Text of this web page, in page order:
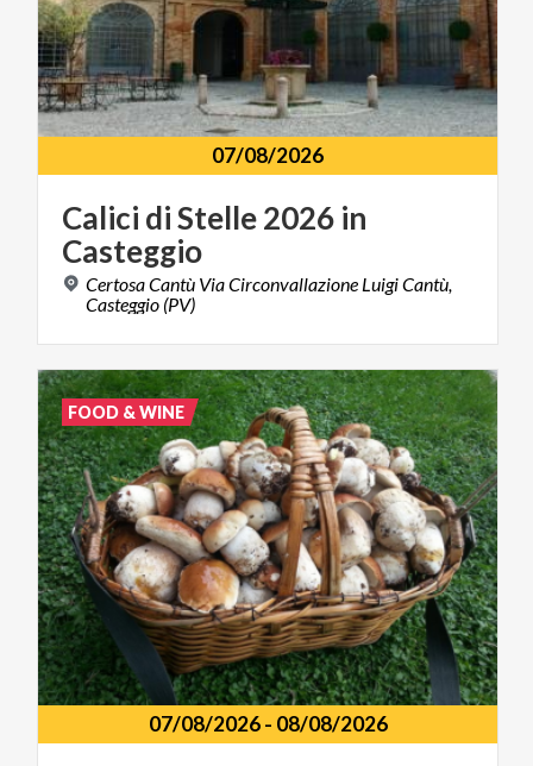
07/08/2026
Calici diStelle2026 in
Casteggio
Certosa Cantù Via Circonvallazione Luigi Cantù,
Casteggio (PV)
07/08/2026- 08/08/2026
FOOD & WINE